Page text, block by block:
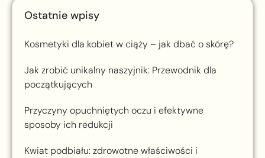
Ostatnie wpisy
Kosmetyki dla kobiet w ciąży – jak dbać o skórę?
Jak zrobić unikalny naszyjnik: Przewodnik dla
początkujących
Przyczyny opuchniętych oczu i efektywne
sposoby ich redukcji
Kwiat podbiału: zdrowotne właściwości i